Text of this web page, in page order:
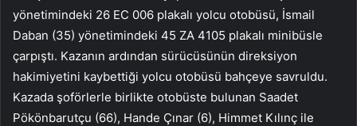
yönetimindeki 26 EC 006 plakalı yolcu otobüsü, İsmail
Daban (35) yönetimindeki 45 ZA 4105 plakalı minibüsle
çarpıştı. Kazanın ardından sürücüsünün direksiyon
hakimiyetini kaybettiği yolcu otobüsü bahçeye savruldu.
Kazada şoförlerle birlikte otobüste bulunan Saadet
Pökönbarutçu (66), Hande Çınar (6), Himmet Kılınç ile